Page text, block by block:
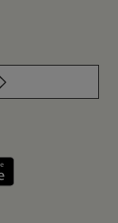
meg: Google